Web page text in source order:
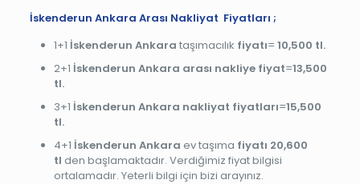
İskenderun Ankara Arası Nakliyat Fiyatları ;
1+1 İskenderun Ankara taşımacılık fiyatı= 10,500 tl.
2+1 İskenderun Ankara arası nakliye fiyat=13,500
tl.
3+1 İskenderun Ankara nakliyat fiyatları=15,500
tl.
4+1 İskenderun Ankara ev taşıma fiyatı 20,600
tl den başlamaktadır. Verdiğimiz fiyat bilgisi
ortalamadır. Yeterli bilgi için bizi arayınız.